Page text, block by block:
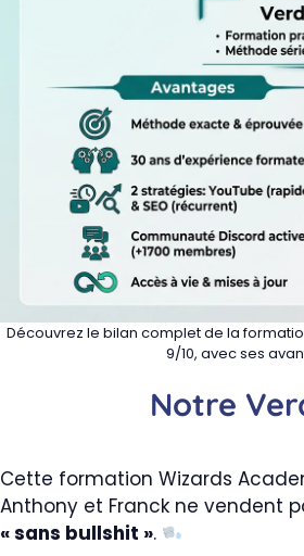
Découvrez le bilan complet de la
9/10, avec ses
Notre
Cette formation Wizards
Anthony et Franck ne vendent
« sans bullshit ».